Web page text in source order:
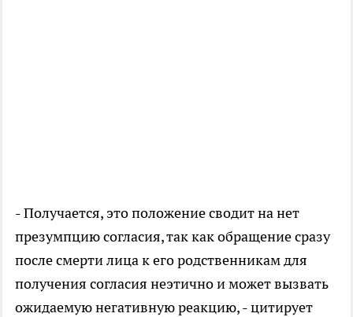
- Получается, это положение сводит на нет
презумпцию согласия, так как обращение сразу
после смерти лица к его родственникам для
получения согласия неэтично и может вызвать
ожидаемую негативную реакцию, - цитирует